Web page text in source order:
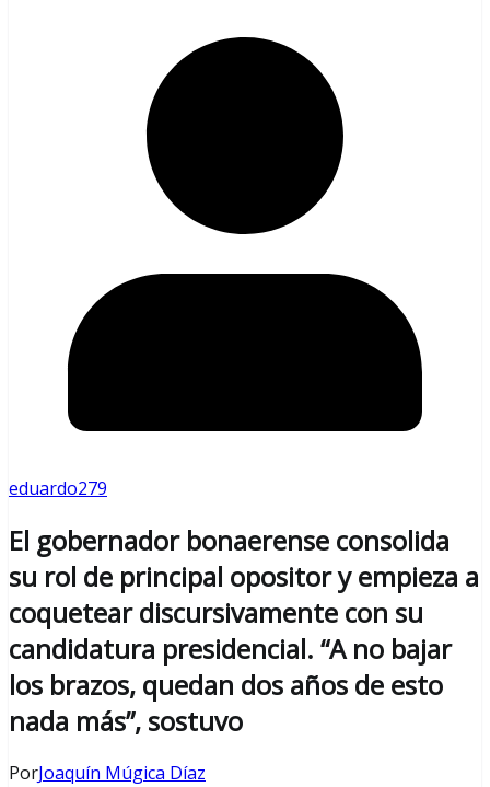
eduardo279
El gobernador bonaerense consolida
su rol de principal opositor y empieza a
coquetear discursivamente con su
candidatura presidencial. “A no bajar
los brazos, quedan dos años de esto
nada más”, sostuvo
PorJoaquín Múgica Díaz